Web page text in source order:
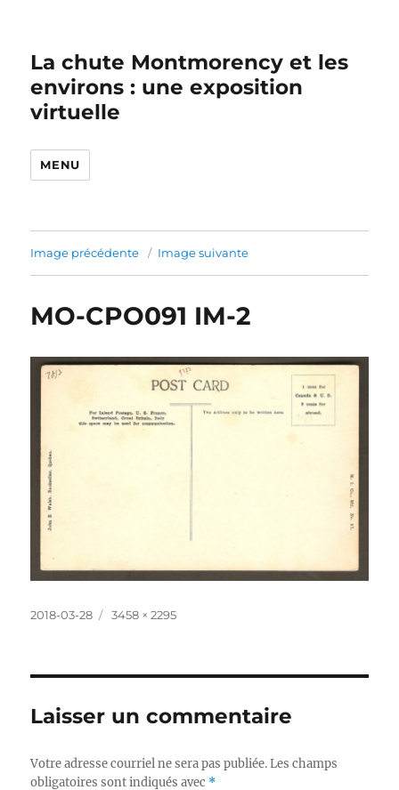
La chute Montmorency et les
environs : une exposition
virtuelle
MENU
Image précédente Image suivante
MO-CPO091 IM-2
Publié
2018-03-28
Taille
3458 × 2295
Laisser un commentaire
Votre adresse courriel ne sera pas publiée. Les champs
obligatoires sont indiqués avec *